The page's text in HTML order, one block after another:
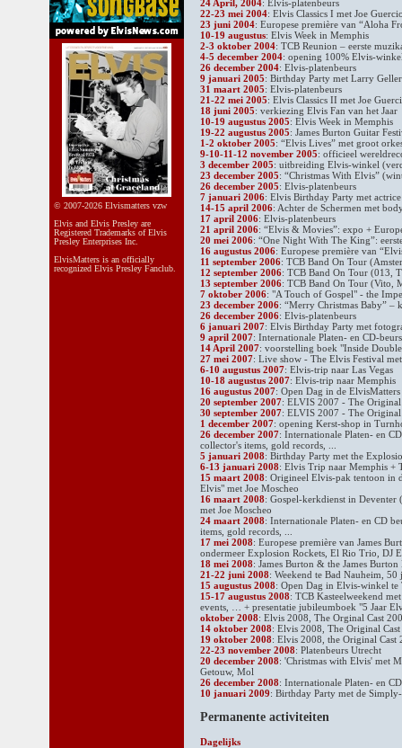
© 2007-2026 Elvismatters vzw
Elvis and Elvis Presley are
Registered Trademarks of Elvis
Presley Enterprises Inc.
ElvisMatters is an officially
recognized Elvis Presley Fanclub.
24 April, 2004: Elvis-platenbeurs
22-23 mei 2004: Elvis Classics I met Joe
23 juni 2004: Europese première van “Aloha
10-19 augustus: Elvis Week in Memphis
2-3 oktober 2004: TCB Reunion – eerste
4-5 december 2004: opening 100% Elvis-
26 december 2004: Elvis-platenbeurs
9 januari 2005: Birthday Party met Larry Geller
31 maart 2005: Elvis-platenbeurs
21-22 mei 2005: Elvis Classics II met Joe
18 juni 2005: verkiezing Elvis Fan van het Jaar
10-19 augustus 2005: Elvis Week in Memphis
19-22 augustus 2005: James Burton Guitar
1-2 oktober 2005: “Elvis Lives” met groot
9-10-11-12 november 2005: officieel
3 december 2005: uitbreiding Elvis-winkel
23 december 2005: “Christmas With Elvis”
26 december 2005: Elvis-platenbeurs
7 januari 2006: Elvis Birthday Party met
14-15 april 2006: Achter de Schermen met
17 april 2006: Elvis-platenbeurs
21 april 2006: “Elvis & Movies”: expo +
20 mei 2006: “One Night With The King”:
16 augustus 2006: Europese première van
11 september 2006: TCB Band On Tour
12 september 2006: TCB Band On Tour (013,
13 september 2006: TCB Band On Tour (Vito,
7 oktober 2006: "A Touch of Gospel" - the
23 december 2006: “Merry Christmas Baby” –
26 december 2006: Elvis-platenbeurs
6 januari 2007: Elvis Birthday Party met
9 april 2007: Internationale Platen- en CD-beurs
14 April 2007: voorstelling boek "Inside
27 mei 2007: Live show - The Elvis Festival
6-10 augustus 2007: Elvis-trip naar Las Vegas
10-18 augustus 2007: Elvis-trip naar Memphis
16 augustus 2007: Open Dag in de ElvisMatters
20 september 2007: ELVIS 2007 - The
30 september 2007: ELVIS 2007 - The Original
1 december 2007: opening Kerst-shop in
26 december 2007: Internationale Platen- en
collector's items, gold records, ...
5 januari 2008: Birthday Party met the
6-13 januari 2008: Elvis Trip naar Memphis +
15 maart 2008: Origineel Elvis-pak tentoon in
Elvis" met Joe Moscheo
16 maart 2008: Gospel-kerkdienst in Deventer
met Joe Moscheo
24 maart 2008: Internationale Platen- en CD
items, gold records, ...
17 mei 2008: Europese première van James
ondermeer Explosion Rockets, El Rio Trio, DJ
18 mei 2008: James Burton & the James
21-22 juni 2008: Weekend te Bad Nauheim,
15 augustus 2008: Open Dag in Elvis-winkel te
15-17 augustus 2008: TCB Kasteelweekend
events, … + presentatie jubileumboek "5 Jaar
oktober 2008: Elvis 2008, The Orginal Cast
14 oktober 2008: Elvis 2008, The Original
19 oktober 2008: Elvis 2008, the Original Cast
22-23 november 2008: Platenbeurs Utrecht
20 december 2008: 'Christmas with Elvis' met
Getouw, Mol
26 december 2008: Internationale Platen- en
10 januari 2009: Birthday Party met de
Permanente activiteiten
Dagelijks